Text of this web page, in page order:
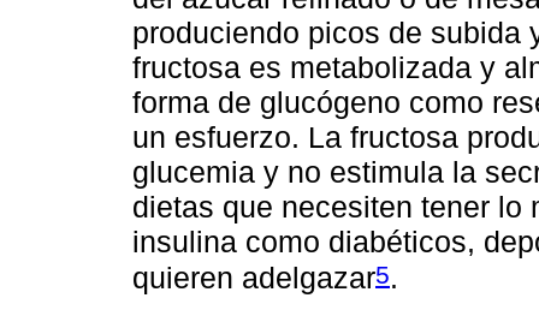
produciendo picos de subida
fructosa es metabolizada y
forma de glucógeno como
un esfuerzo. La fructosa
glucemia y no estimula la
dietas que necesiten tener
insulina como diabéticos,
quieren adelgazar5.